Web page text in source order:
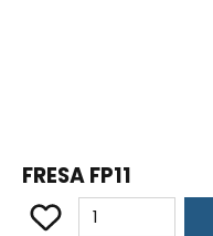
FRESA FP11